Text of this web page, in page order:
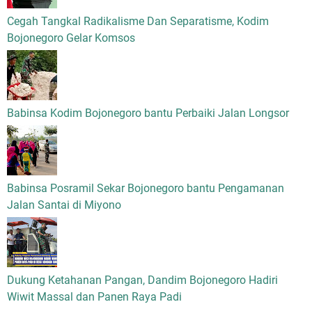
Cegah Tangkal Radikalisme Dan Separatisme, Kodim
Bojonegoro Gelar Komsos
Babinsa Kodim Bojonegoro bantu Perbaiki Jalan Longsor
Babinsa Posramil Sekar Bojonegoro bantu Pengamanan
Jalan Santai di Miyono
Dukung Ketahanan Pangan, Dandim Bojonegoro Hadiri
Wiwit Massal dan Panen Raya Padi